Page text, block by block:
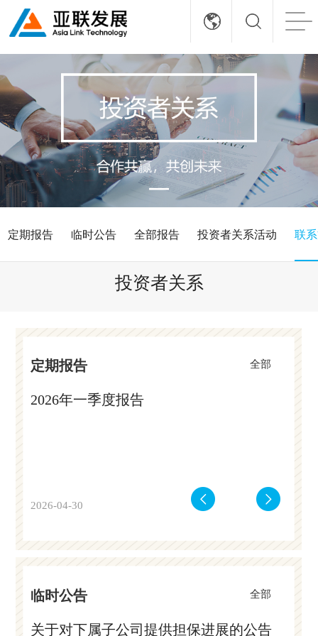
定期报告 临时公告 全部报告 投资者关系活动 联
投资者关系
定期报告 全部
2026年一季度报告
2026-04-30
临时公告 全部
关于对下属子公司提供担保进展的公告